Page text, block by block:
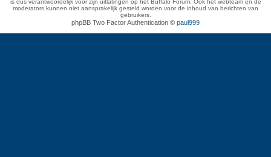
is dus verantwoordelijk voor zijn uitlatingen op het Buffalo Forum. Ook het webteam en de
moderators kunnen niet aansprakelijk gesteld worden voor de inhoud van berichten van
gebruikers.
phpBB Two Factor Authentication © paul999